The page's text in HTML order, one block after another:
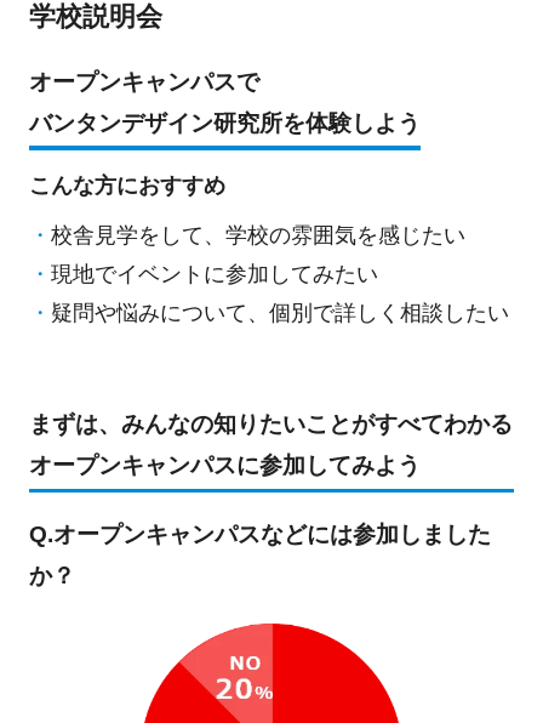
学校説明会
オープンキャンパスで
バンタンデザイン研究所を体験しよう
こんな方におすすめ
校舎見学をして、学校の雰囲気を感じたい
現地でイベントに参加してみたい
疑問や悩みについて、個別で詳しく相談したい
まずは、みんなの知りたいことがすべてわかる
オープンキャンパスに参加してみよう
Q.オープンキャンパスなどには参加しました
か？